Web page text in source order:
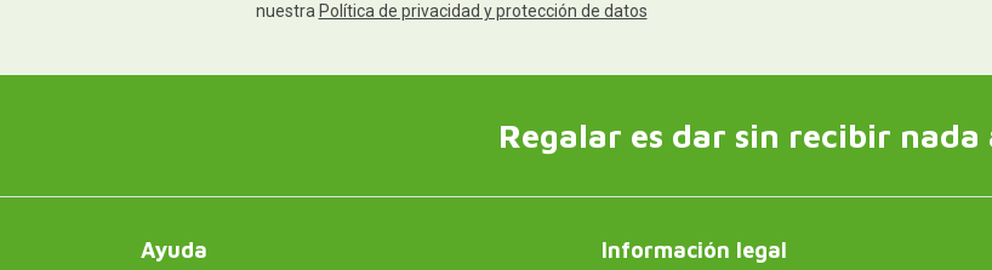
nuestra Política de privacidad y protección de datos
Regalar es dar sin recibir nada
Ayuda
Información legal